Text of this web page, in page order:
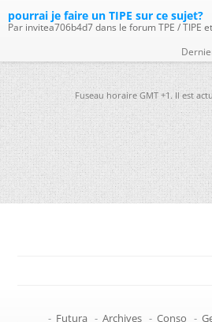
pourrai je faire un TIPE sur ce sujet?
Par invitea706b4d7 dans le forum TPE / TIPE
Fuseau horaire GMT +1. Il est
- Futura - Archives - Conso -